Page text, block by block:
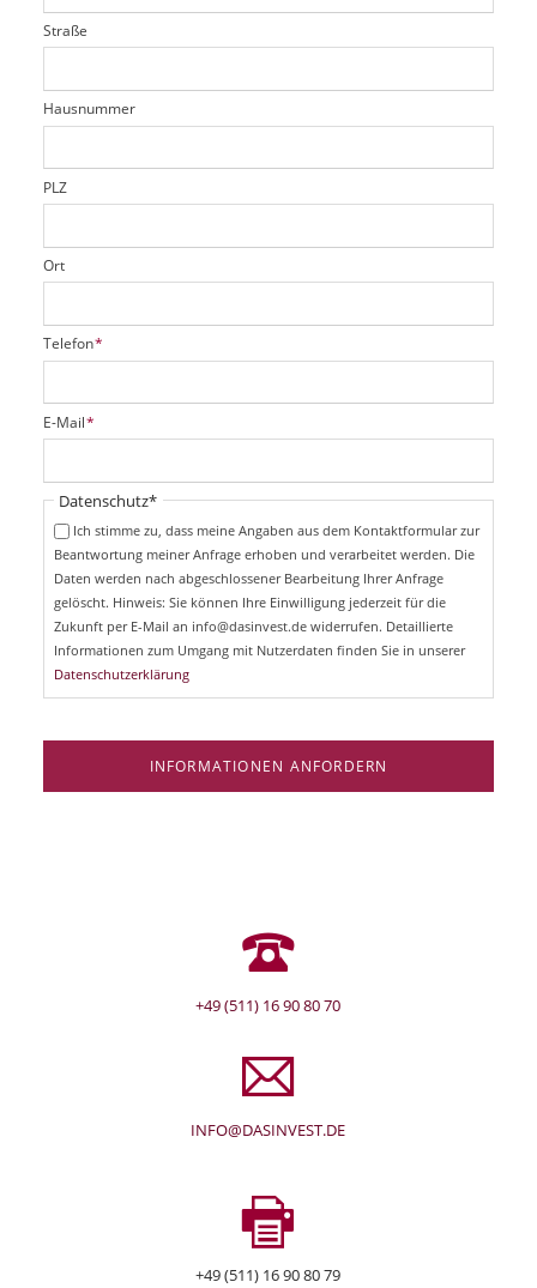
t
r
l
d
t
f
d
i
c
t
f
e
d
Straße
Hausnummer
PLZ
Ort
P
f
i
c
t
f
Telefon*
P
f
i
E-Mail*
Pflichtfeld
Datenschutz*
Ich stimme zu, dass meine Angaben aus dem Kontaktformular zur
Beantwortung meiner Anfrage erhoben und verarbeitet werden. Die
Daten werden nach abgeschlossener Bearbeitung Ihrer Anfrage
gelöscht. Hinweis: Sie können Ihre Einwilligung jederzeit für die
Zukunft per E-Mail an info@dasinvest.de widerrufen. Detaillierte
Informationen zum Umgang mit Nutzerdaten finden Sie in unserer
Datenschutzerklärung
INFORMATIONEN ANFORDERN
+49 (511) 16 90 80 70
INFO@DASINVEST.DE
+49 (511) 16 90 80 79